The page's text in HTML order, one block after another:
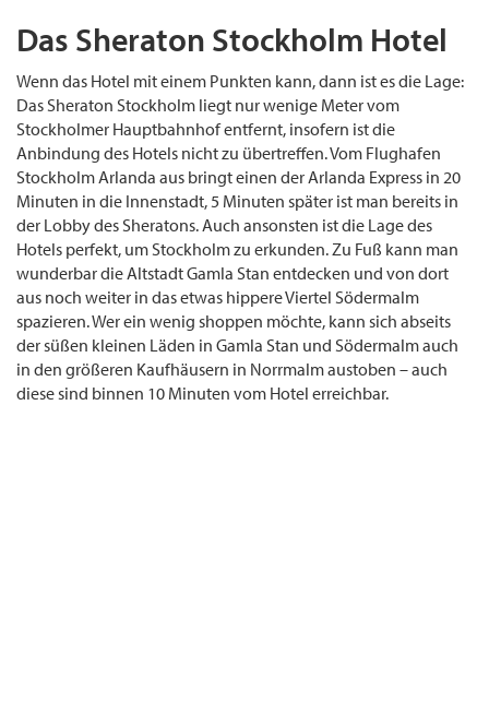
Das Sheraton Stockholm Hotel
Wenn das Hotel mit einem Punkten kann, dann ist es die Lage:
Das Sheraton Stockholm liegt nur wenige Meter vom
Stockholmer Hauptbahnhof entfernt, insofern ist die
Anbindung des Hotels nicht zu übertreffen. Vom Flughafen
Stockholm Arlanda aus bringt einen der Arlanda Express in 20
Minuten in die Innenstadt, 5 Minuten später ist man bereits in
der Lobby des Sheratons. Auch ansonsten ist die Lage des
Hotels perfekt, um Stockholm zu erkunden. Zu Fuß kann man
wunderbar die Altstadt Gamla Stan entdecken und von dort
aus noch weiter in das etwas hippere Viertel Södermalm
spazieren. Wer ein wenig shoppen möchte, kann sich abseits
der süßen kleinen Läden in Gamla Stan und Södermalm auch
in den größeren Kaufhäusern in Norrmalm austoben – auch
diese sind binnen 10 Minuten vom Hotel erreichbar.